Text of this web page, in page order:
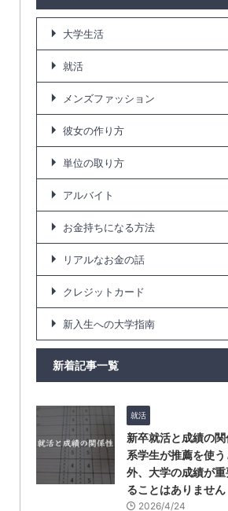
大学生活
就活
メンズファッション
彼女の作り方
単位の取り方
アルバイト
お金持ちになる方法
リアルなお金の話
クレジットカード
新入生への大学指南
新着記事一覧
就活
新卒就活と成績の
系学生が推薦を使う
外、大学の成績が
ることはありません
2026/4/24